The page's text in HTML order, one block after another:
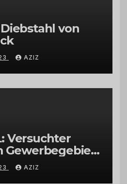
Diebstahl von
AZIZ
Versuchter
Gewerbegebiet
AZIZ